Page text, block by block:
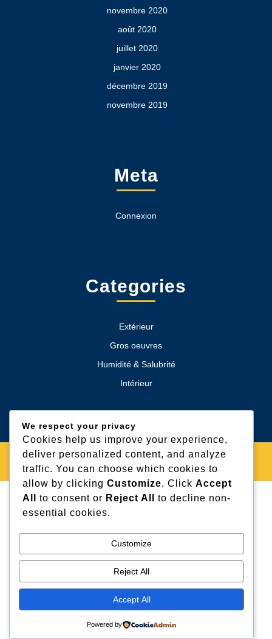
novembre 2020
août 2020
juillet 2020
janvier 2020
décembre 2019
novembre 2019
Meta
Connexion
Categories
Extérieur
Gros oeuvres
Humidité & Salubrité
Intérieur
Industrial WordPress Theme By VWThemes
Scroll
Up
We respect your privacy
Cookies help us improve your experience,
deliver personalized content, and analyze
traffic. You can choose which cookies to
allow by clicking Customize. Click Accept
All
to consent or Reject All
to decline non-
essential cookies.
Customize
Reject All
Accept All
Powered by